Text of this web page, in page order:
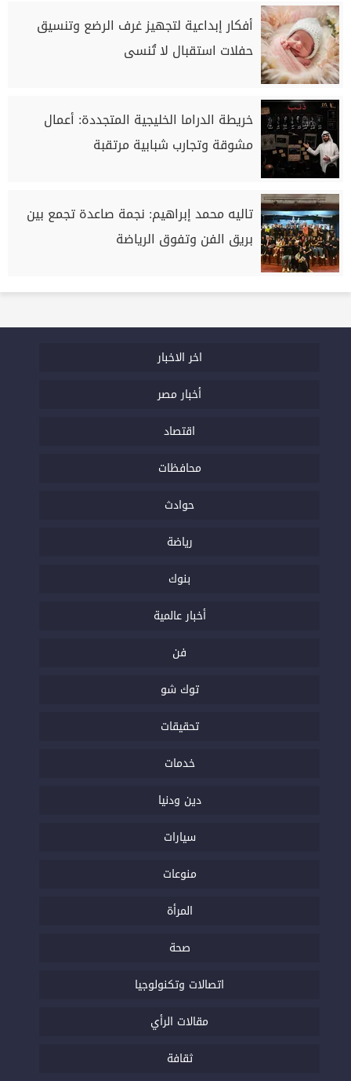
أفكار إبداعية لتجهيز غرف الرضع وتنسيق
حفلات استقبال لا تُنسى
خريطة الدراما الخليجية المتجددة: أعمال
مشوقة وتجارب شبابية مرتقبة
تاليه محمد إبراهيم: نجمة صاعدة تجمع بين
بريق الفن وتفوق الرياضة
اخر الاخبار
أخبار مصر
اقتصاد
محافظات
حوادث
رياضة
بنوك
أخبار عالمية
فن
توك شو
تحقيقات
خدمات
دين ودنيا
سيارات
منوعات
المرأة
صحة
اتصالات وتكنولوجيا
مقالات الرأي
ثقافة